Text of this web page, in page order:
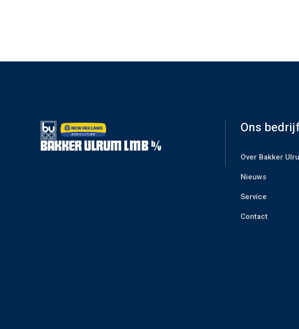
Ons
Over Bakker
Nieuws
Service
Contact